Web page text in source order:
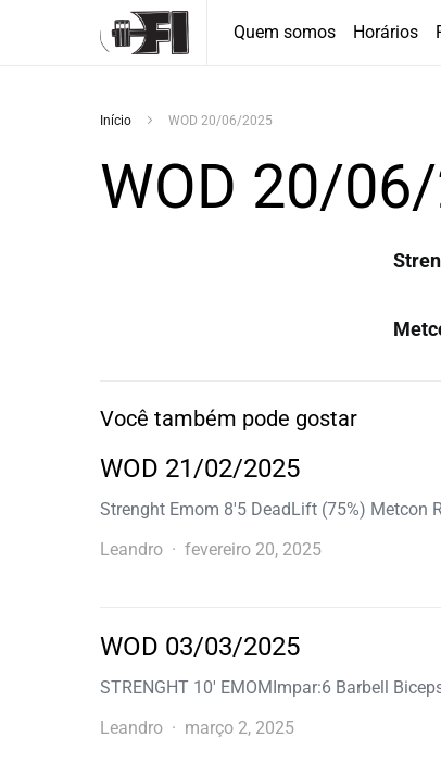
Quem somos Horários
Início WOD 20/06/2025
WOD 20/
Você também pode gostar
WOD 21/02/2025
Strenght Emom 8′5 DeadLift (75%)
Leandro
fevereiro 20, 2025
WOD 03/03/2025
STRENGHT 10′ EMOMImpar:6 Barbell
Leandro
março 2, 2025